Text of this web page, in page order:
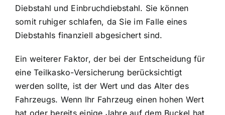
Diebstahl und Einbruchdiebstahl. Sie können
somit ruhiger schlafen, da Sie im Falle eines
Diebstahls finanziell abgesichert sind.
Ein weiterer Faktor, der bei der Entscheidung für
eine Teilkasko-Versicherung berücksichtigt
werden sollte, ist der Wert und das Alter des
Fahrzeugs. Wenn Ihr Fahrzeug einen hohen Wert
hat oder bereits einige Jahre auf dem Buckel hat,